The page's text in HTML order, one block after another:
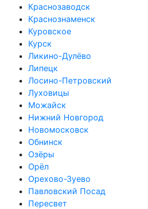
Краснозаводск
Краснознаменск
Куровское
Курск
Ликино-Дулёво
Липецк
Лосино-Петровский
Луховицы
Можайск
Нижний Новгород
Новомосковск
Обнинск
Озёры
Орёл
Орехово-Зуево
Павловский Посад
Пересвет